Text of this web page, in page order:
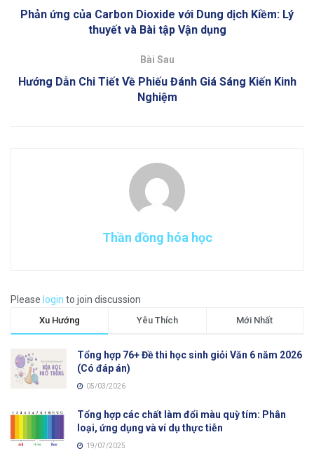
Phản ứng của Carbon Dioxide với Dung dịch Kiềm: Lý
thuyết và Bài tập Vận dụng
Bài Sau
Hướng Dẫn Chi Tiết Về Phiếu Đánh Giá Sáng Kiến Kinh
Nghiệm
Thần đồng hóa học
Please login to join discussion
Xu Hướng Yêu Thích Mới Nhất
Tổng hợp 76+ Đề thi học sinh giỏi Văn 6 năm 2026
(Có đáp án)
05/03/2026
Tổng hợp các chất làm đổi màu quỳ tím: Phân
loại, ứng dụng và ví dụ thực tiễn
19/07/2025